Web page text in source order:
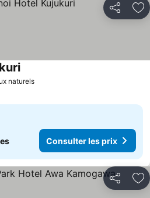
Partager
naturelsConsulter les prix
Consulter les prix
Consulter les prix
Partager